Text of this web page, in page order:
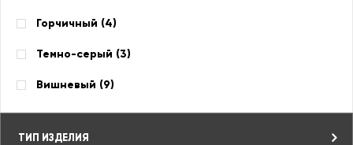
Горчичный (4)
Темно-серый (3)
Вишневый (9)
ТИП ИЗДЕЛИЯ